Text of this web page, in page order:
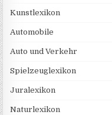
Kunstlexikon
Automobile
Auto und Verkehr
Spielzeuglexikon
Juralexikon
Naturlexikon